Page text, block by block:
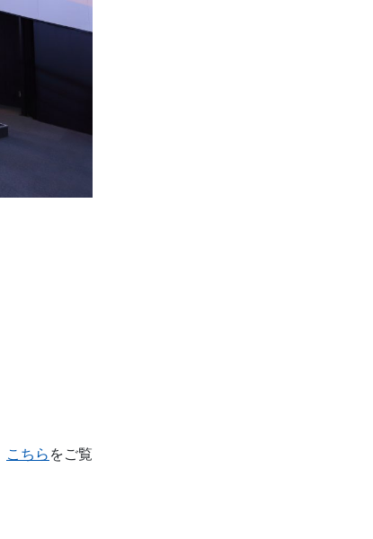
こちら をご覧